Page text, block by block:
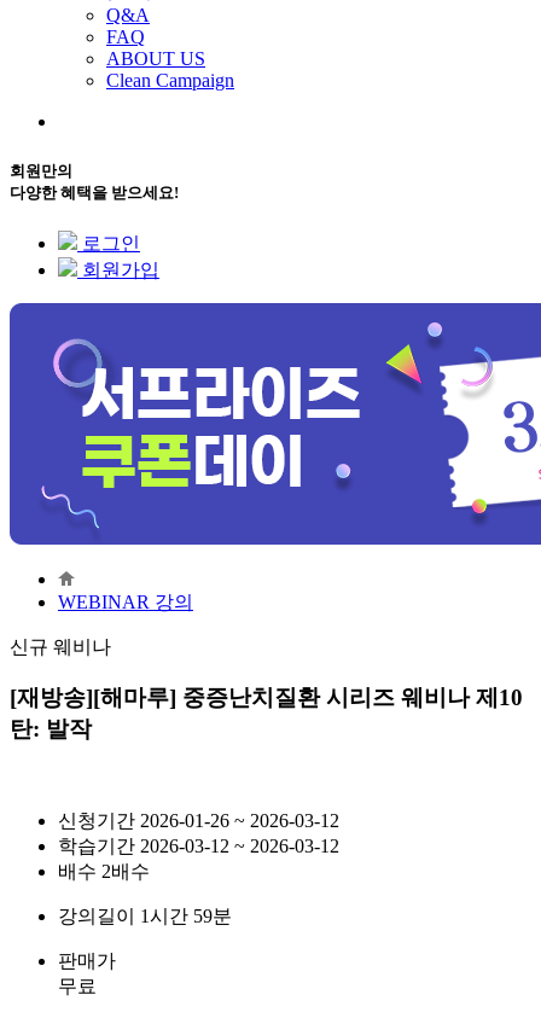
Q&A
FAQ
ABOUT US
Clean Campaign
회원만의
다양한 혜택을 받으세요!
로그인
회원가입
WEBINAR 강의
신규 웨비나
[재방송][해마루] 중증난치질환 시리즈 웨비나 제10
탄: 발작
신청기간 2026-01-26 ~ 2026-03-12
학습기간 2026-03-12 ~ 2026-03-12
배수 2배수
강의길이 1시간 59분
판매가
무료